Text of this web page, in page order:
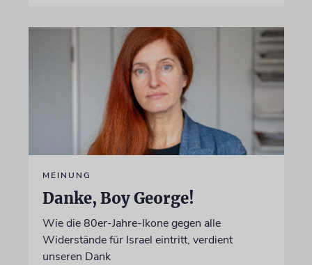
MEINUNG
Danke, Boy George!
Wie die 80er-Jahre-Ikone gegen alle
Widerstände für Israel eintritt, verdient
unseren Dank